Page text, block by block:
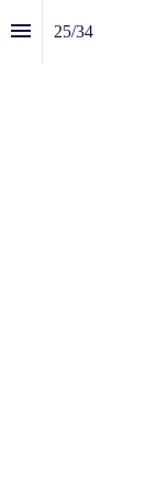
25/34